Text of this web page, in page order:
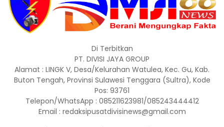
Di Terbitkan
PT. DIVISI JAYA GROUP
Alamat : LINGK V, Desa/Kelurahan Watulea, Kec. Gu, Kab.
Buton Tengah, Provinsi Sulawesi Tenggara (Sultra), Kode
Pos: 93761
Telepon/WhatsApp : 085211623981/085243444412
Email : redaksipusatdivisinews@gmail.com